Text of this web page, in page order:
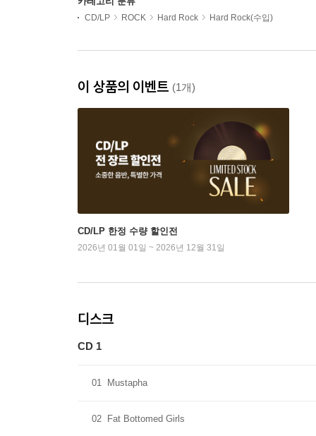
CD/LP ROCK Hard Rock Hard Rock(수입)
이 상품의 이벤트 (1개)
CD/LP 한정 수량 할인전
2026년 01월 01일 ~ 2026년 12월 31일
디스크
CD 1
01 Mustapha
02 Fat Bottomed Girls